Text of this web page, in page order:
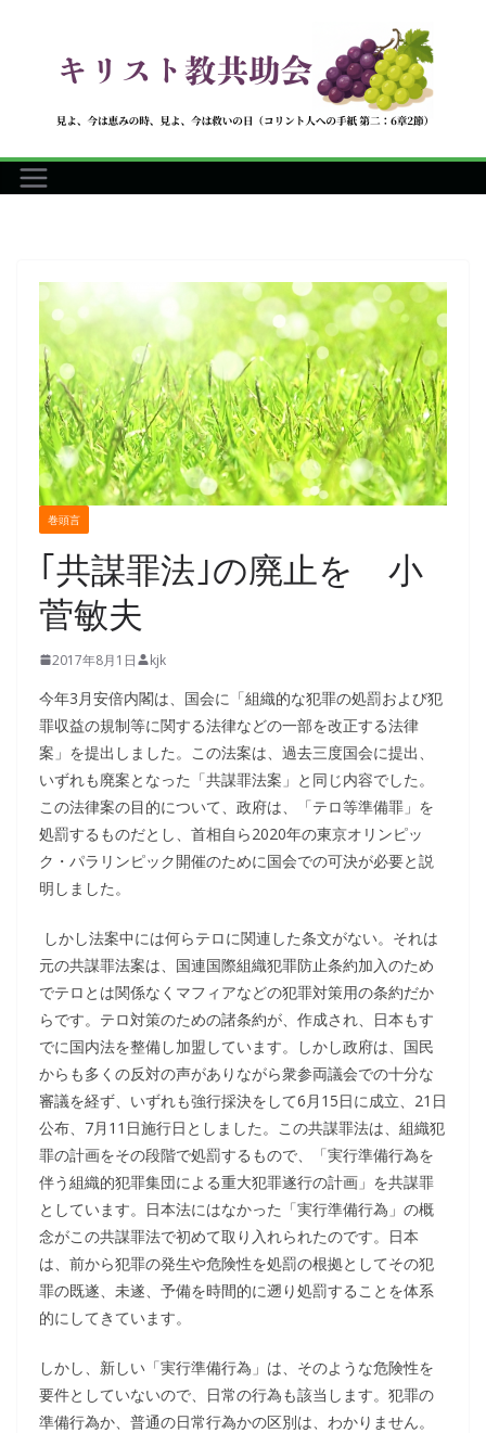
へ
ス
巻頭言
｢共謀罪法｣の廃止を 小
菅敏夫
2017年8月1日 kjk
今年3月安倍内閣は、国会に「組織的な犯罪の処罰および犯
罪収益の規制等に関する法律などの一部を改正する法律
案」を提出しました。この法案は、過去三度国会に提出、
いずれも廃案となった「共謀罪法案」と同じ内容でした。
この法律案の目的について、政府は、「テロ等準備罪」を
処罰するものだとし、首相自ら2020年の東京オリンピッ
ク・パラリンピック開催のために国会での可決が必要と説
明しました。
しかし法案中には何らテロに関連した条文がない。それは
元の共謀罪法案は、国連国際組織犯罪防止条約加入のため
でテロとは関係なくマフィアなどの犯罪対策用の条約だか
らです。テロ対策のための諸条約が、作成され、日本もす
でに国内法を整備し加盟しています。しかし政府は、国民
からも多くの反対の声がありながら衆参両議会での十分な
審議を経ず、いずれも強行採決をして6月15日に成立、21日
公布、7月11日施行日としました。この共謀罪法は、組織犯
罪の計画をその段階で処罰するもので、「実行準備行為を
伴う組織的犯罪集団による重大犯罪遂行の計画」を共謀罪
としています。日本法にはなかった「実行準備行為」の概
念がこの共謀罪法で初めて取り入れられたのです。日本
は、前から犯罪の発生や危険性を処罰の根拠としてその犯
罪の既遂、未遂、予備を時間的に遡り処罰することを体系
的にしてきています。
しかし、新しい「実行準備行為」は、そのような危険性を
要件としていないので、日常の行為も該当します。犯罪の
準備行為か、普通の日常行為かの区別は、わかりません。